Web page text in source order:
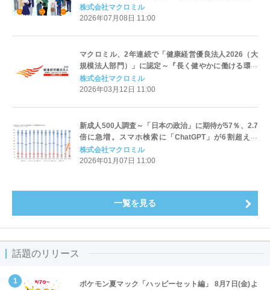
「情報・通信」は投資志向。価値観からお金の使い方
まで、ビジネスパーソンのライフスタイルを徹底比較
株式会社マクロミル
2026年07月08日 11:00
マクロミル、2年連続で「健康経営優良法人2026（大
規模法人部門）」に認定～『長く健やかに働ける環境
づくり』を目指し、健康経営への取り組みを加速～
株式会社マクロミル
2026年03月12日 11:00
新成人500人調査～「日本の政治」に期待が57％、2.7
倍に急増。スマホ検索に「ChatGPT」が6割超え。
「お酒が飲めることが嬉しい」55％、過去10年で最高
～（マクロミル調べ）
株式会社マクロミル
2026年01月07日 11:00
一覧を見る
話題のリリース
ポケモン夏マック「ハッピーセット編」 8月7日(金)よ